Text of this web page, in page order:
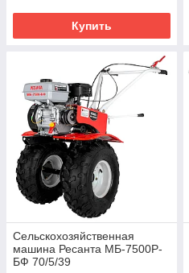
Купить
Сельскохозяйственная
машина Ресанта МБ-7500P-
БФ 70/5/39